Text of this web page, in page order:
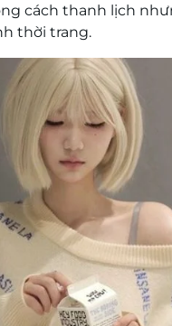
cách thanh lịch
thời trang.